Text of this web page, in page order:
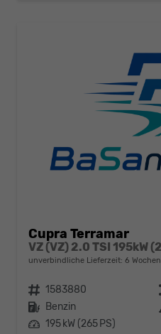
Cupra Terramar
unverbindliche Lieferzeit: 6 Wochen
Fahrzeugnr. 1583880
Kraftstoff Benzin
Leistung 195 kW (265 PS)